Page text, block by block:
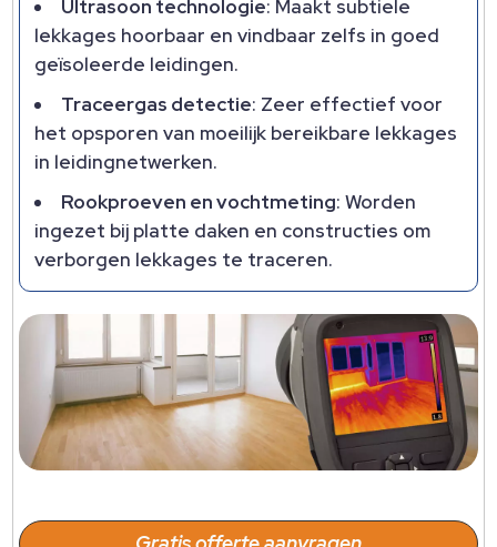
Ultrasoon technologie: Maakt subtiele
lekkages hoorbaar en vindbaar zelfs in goed
geïsoleerde leidingen.
Traceergas detectie: Zeer effectief voor
het opsporen van moeilijk bereikbare lekkages
in leidingnetwerken.
Rookproeven en vochtmeting: Worden
ingezet bij platte daken en constructies om
verborgen lekkages te traceren.